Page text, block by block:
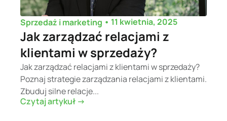
Sprzedaż i marketing • 11 kwietnia, 2025
Jak zarządzać relacjami z
klientami w sprzedaży?
Jak zarządzać relacjami z klientami w sprzedaży?
Poznaj strategie zarządzania relacjami z klientami.
Zbuduj silne relacje...
Czytaj artykuł ->